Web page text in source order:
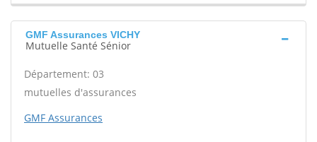
GMF Assurances VICHY
Mutuelle Santé Sénior
Département: 03
mutuelles d'assurances
GMF Assurances